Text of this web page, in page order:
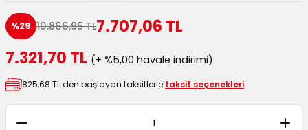
Masura Kapaklı
Kutular
%29 10.866,95 TL7.707,06 TL
7.321,70 TL (+ %5,00 havale indirimi)
825,68 TL den başlayan taksitlerle!taksit seçenekleri